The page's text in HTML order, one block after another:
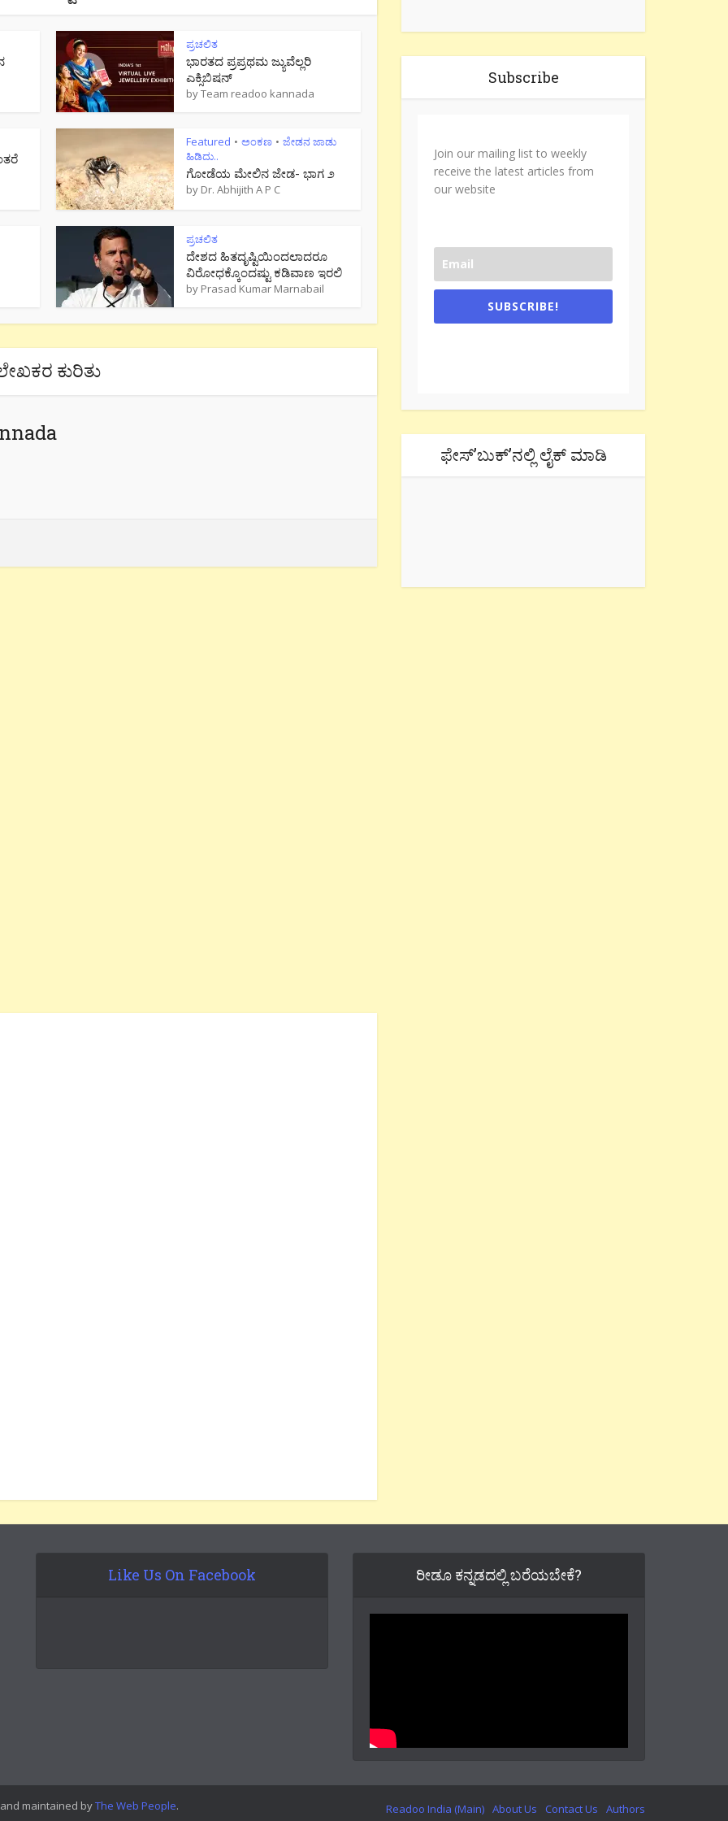
ಪ್ರಚಲಿತ
ಭಾರತದ ಪ್ರಪ್ರಥಮ ಜ್ಯುವೆಲ್ಲರಿ
ಎಕ್ಸಿಬಿಷನ್
byTeam readoo kannada
Featured • ಅಂಕಣ • ಜೇಡನ ಜಾಡು
ಹಿಡಿದು..
ಗೋಡೆಯ ಮೇಲಿನ ಜೇಡ- ಭಾಗ ೨
by Dr. Abhijith A P C
ಪ್ರಚಲಿತ
ದೇಶದ ಹಿತದೃಷ್ಟಿಯಿಂದಲಾದರೂ
ವಿರೋಧಕ್ಕೊಂದಷ್ಟು ಕಡಿವಾಣ ಇರಲಿ
by Prasad Kumar Marnabail
ಕುರಿತು
Subscribe
Join our mailing list to weekly
receive the latest articles from
our website
SUBSCRIBE!
ಫೇಸ್’ಬುಕ್’ನಲ್ಲಿ ಲೈಕ್ ಮಾಡಿ
Like Us On Facebook ರೀಡೂ ಕನ್ನಡದಲ್ಲಿ ಬರೆಯಬೇಕೆ?
maintained byThe Web People. Readoo India (Main) About Us Contact Us Authors